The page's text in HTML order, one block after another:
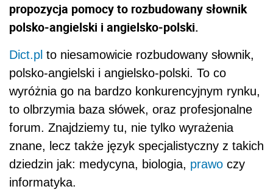
propozycja pomocy to rozbudowany słownik
polsko-angielski i angielsko-polski.
Dict.pl to niesamowicie rozbudowany słownik,
polsko-angielski i angielsko-polski. To co
wyróżnia go na bardzo konkurencyjnym rynku,
to olbrzymia baza słówek, oraz profesjonalne
forum. Znajdziemy tu, nie tylko wyrażenia
znane, lecz także język specjalistyczny z takich
dziedzin jak: medycyna, biologia, prawo czy
informatyka.